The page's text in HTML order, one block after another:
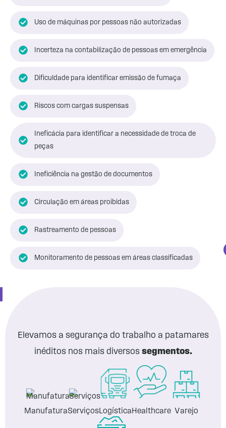
Uso de máquinas por pessoas não autorizadas
Incerteza na contabilização de pessoas em emergência
Dificuldade para identificar emissão de fumaça
Riscos com cargas suspensas
Ineficácia para identificar a necessidade de troca de
peças
Ineficiência na gestão de documentos
Circulação em áreas proibidas
Rastreamento de pessoas
Monitoramento de pessoas em áreas classificadas
Elevamos a segurança do trabalho a patamares
inéditos nos mais diversos segmentos.
ManufaturaServiçosLogísticaHealthcare Varejo